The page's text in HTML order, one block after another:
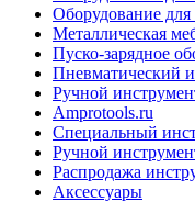
Оборудование для
Металлическая
Пуско-зарядное
Пневматический
Ручной
Amprotools.ru
Специальный
Ручной
Распродажа
Аксессуары